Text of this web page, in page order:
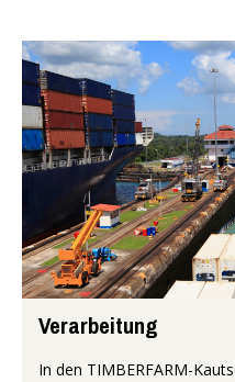
Verarbeitung
In den TIMBERFARM-